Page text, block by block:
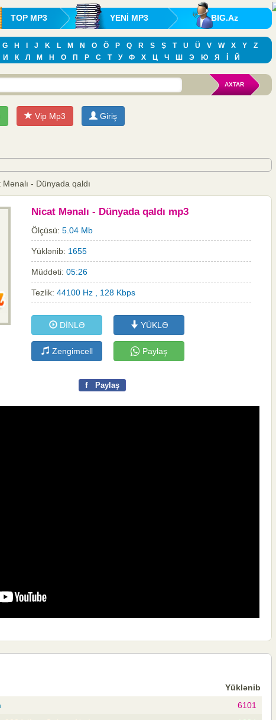
TOP MP3 YENİ MP3 BIG.Az
G H J K L M N O Ö P Q R S Ş T U Ü V W X Y
Z
И К Л М Н О П Р С Т У Ф Х Ц Ч Ш Э Ю Я Й
Vip Mp3 Giriş
Mənalı - Dünyada qaldı
Nicat Mənalı - Dünyada qaldı mp3
Ölçüsü:5.04 Mb
Yüklənib: 1655
Müddəti:05:26
Tezlik:44100 Hz , 128 Kbps
DİNLƏ YÜKLƏ
Zengimcell Paylaş
f Paylaş
Yüklənib
6101